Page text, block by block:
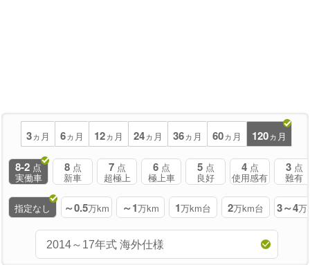
3ヵ月 6ヵ月 12ヵ月 24ヵ月 36ヵ月 60ヵ月 120ヵ月
8-2 点
実働車
8 点
新車
7 点
超極上
6 点
極上車
5 点
良好
4 点
使用感有
3 点
難有
指定なし ～0.5万km ～1万km 1万km台 2万km台 3～4万